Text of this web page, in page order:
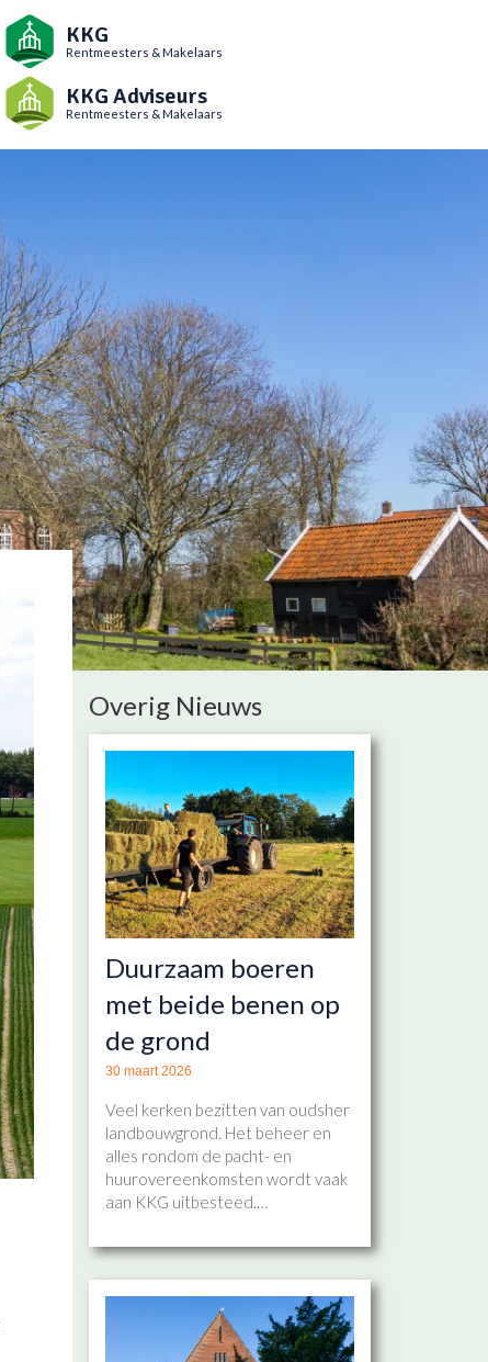
KKG
Rentmeesters & Makelaars
KKG Adviseurs
Rentmeesters & Makelaars
Overig Nieuws
Duurzaam boeren
met beide benen op
de grond
30 maart 2026
Veel kerken bezitten van oudsher
landbouwgrond. Het beheer en
alles rondom de pacht- en
huurovereenkomsten wordt vaak
aan KKG uitbesteed.…